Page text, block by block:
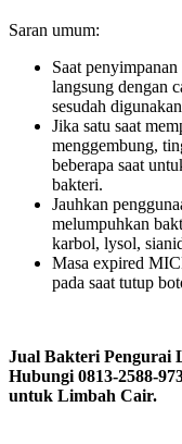
Saran umum:
Saat
langsung dengan
sesudah
Jika satu saat
menggembung,
beberapa saat
bakteri.
Jauhkan
melumpuhkan
karbol, lysol,
Masa expired
pada saat tutup
Jual Bakteri Pengurai
Hubungi 0813-2588-
untuk Limbah Cair.